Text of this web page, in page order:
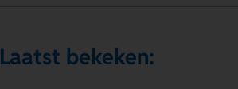
Laatst bekeken: